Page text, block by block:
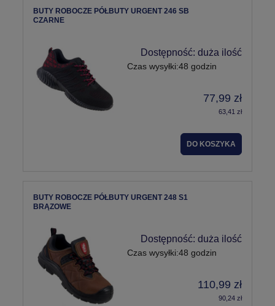
BUTY ROBOCZE PÓŁBUTY URGENT 246 SB
CZARNE
Dostępność: duża ilość
Czas wysyłki:48 godzin
77,99 zł
63,41 zł
DO KOSZYKA
BUTY ROBOCZE PÓŁBUTY URGENT 248 S1
BRĄZOWE
Dostępność: duża ilość
Czas wysyłki:48 godzin
110,99 zł
90,24 zł